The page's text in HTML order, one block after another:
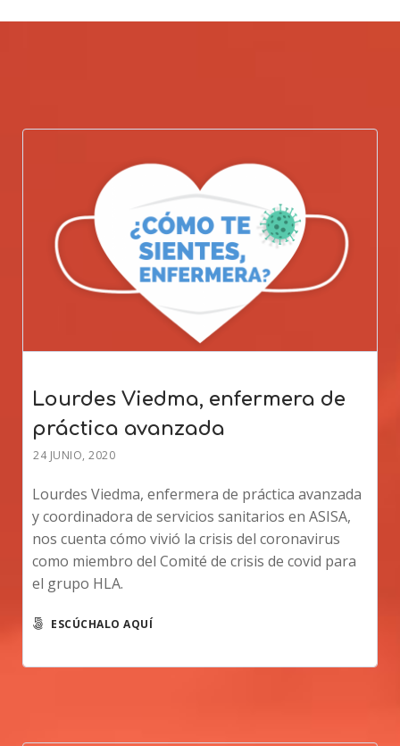
Lourdes Viedma, enfermera de
práctica avanzada
24 JUNIO, 2020
Lourdes Viedma, enfermera de práctica avanzada
y coordinadora de servicios sanitarios en ASISA,
nos cuenta cómo vivió la crisis del coronavirus
como miembro del Comité de crisis de covid para
el grupo HLA.
ESCÚCHALO AQUÍ